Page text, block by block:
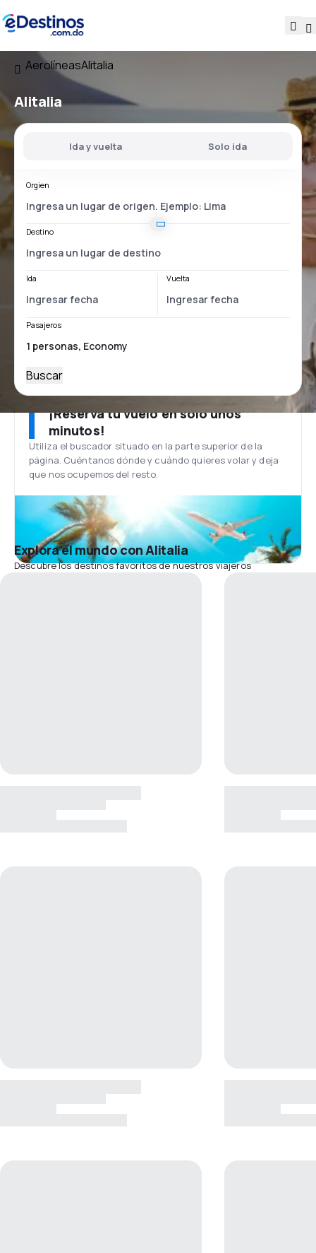
AerolíneasAlitalia
Alitalia
Ida y vuelta Solo ida
Orgien
Destino
Ida Vuelta
Pasajeros
Buscar
¡Reserva tu vuelo en solo unos
minutos!
Utiliza el buscador situado en la parte superior de la
página. Cuéntanos dónde y cuándo quieres volar y deja
que nos ocupemos del resto.
Explora el mundo con Alitalia
Descubre los destinos favoritos de nuestros viajeros